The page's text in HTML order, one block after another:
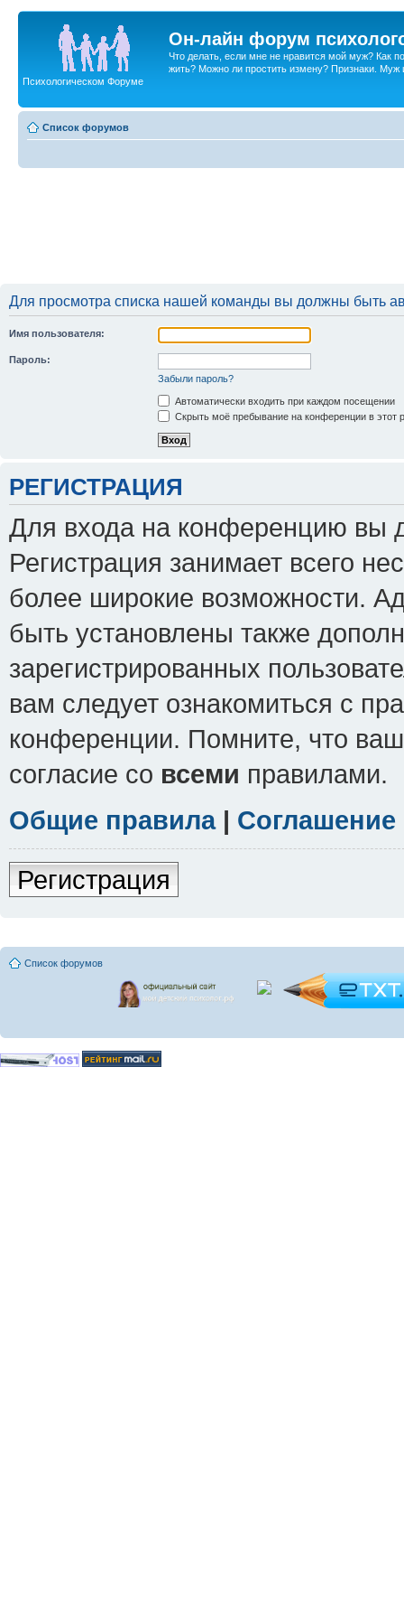
Он-лайн форум
Что делать, если мне не нравится мой муж? Как
жить? Можно ли простить измену? Признаки. Муж
Психологическом Форуме
Список форумов
Для просмотра списка нашей команды вы должны быть
Имя пользователя:
Пароль:
Забыли пароль?
Автоматически входить при каждом посещении
Скрыть моё пребывание на конференции в этот
РЕГИСТРАЦИЯ
Для входа на конференцию вы
Регистрация занимает всего
более широкие возможности.
быть установлены также
зарегистрированных
вам следует ознакомиться с
конференции. Помните, что
согласие со всеми правилами.
Общие правила|
Регистрация
Список форумов